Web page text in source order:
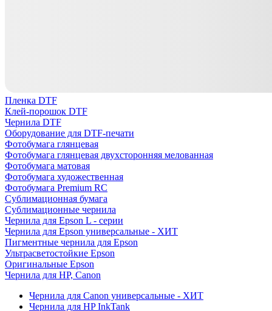
Пленка DTF
Клей-порошок DTF
Чернила DTF
Оборудование для DTF-печати
Фотобумага глянцевая
Фотобумага глянцевая двухсторонняя мелованная
Фотобумага матовая
Фотобумага художественная
Фотобумага Premium RC
Сублимационная бумага
Сублимационные чернила
Чернила для Epson L - серии
Чернила для Epson универсальные - ХИТ
Пигментные чернила для Epson
Ультрасветостойкие Epson
Оригинальные Epson
Чернила для HP, Canon
Чернила для Canon универсальные - ХИТ
Чернила для HP InkTank